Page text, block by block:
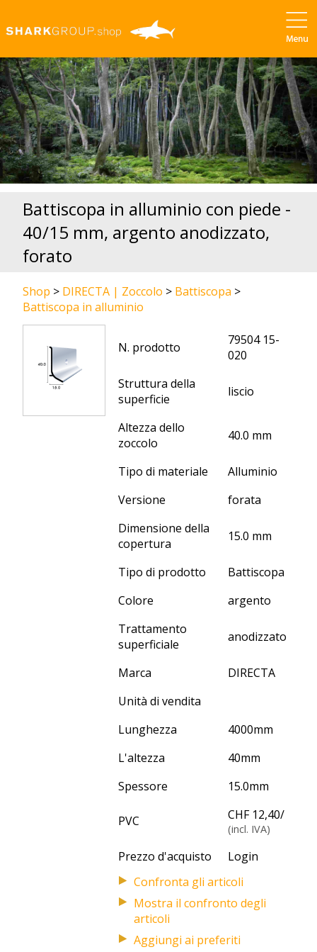
Battiscopa in alluminio con piede -
40/15 mm, argento anodizzato,
forato
Shop > DIRECTA | Zoccolo > Battiscopa >
Battiscopa in alluminio
N. prodotto
79504 15-
020
Struttura della
superficie
liscio
Altezza dello
zoccolo
40.0 mm
Tipo di materiale
Alluminio
Versione
forata
Dimensione della
copertura
15.0 mm
Tipo di prodotto
Battiscopa
Colore
argento
Trattamento
superficiale
anodizzato
Marca
DIRECTA
Unità di vendita
Lunghezza
4000mm
L'altezza
40mm
Spessore
15.0mm
PVC CHF 12,40/
(incl. IVA)
Prezzo d'acquisto Login
Mostra il confronto degli
articoli